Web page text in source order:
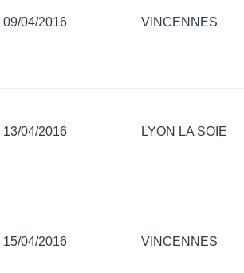
09/04/2016 VINCENNES
13/04/2016 LYON LA SOIE
15/04/2016 VINCENNES